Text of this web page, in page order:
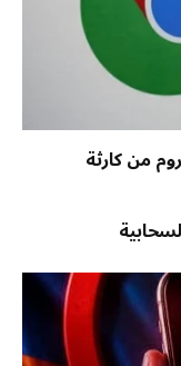
من كارثة